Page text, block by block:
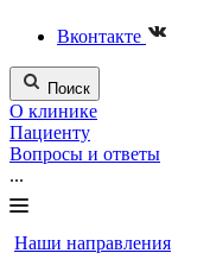
Вконтакте
Поиск
О клинике
Пациенту
Вопросы и ответы
...
Наши направления